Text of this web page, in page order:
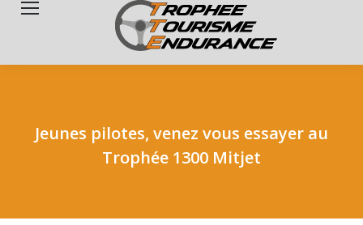
Jeunes pilotes, venez vous essayer au
Trophée 1300 Mitjet